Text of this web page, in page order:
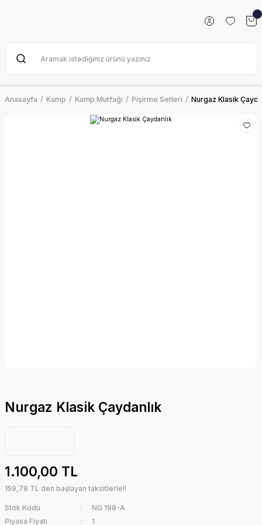
Anasayfa Kamp Kamp Mutfağı Pişirme Setleri Nurgaz Klasik
Nurgaz Klasik Çaydanlık
1.100,00 TL
159,78 TL den başlayan taksitlerle!!
Stok Kodu
NG 198-A
Piyasa Fiyatı
1